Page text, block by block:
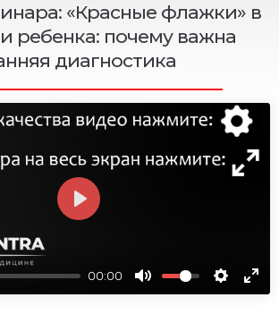
«Красные флажки» в
ребенка: почему важна
диагностика
00:00
СМОТРЕТЬ